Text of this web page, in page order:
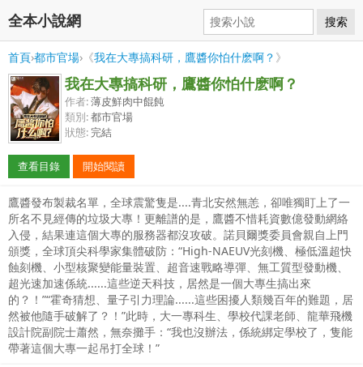
全本小說網 搜索
首頁›都市官場›《我在大專搞科研，鷹醬你怕什麽啊？ 》
我在大專搞科研，鷹醬你怕什麽啊？
作者:薄皮鮮肉中餛飩
類別:都市官場
狀態: 完結
查看目錄 開始閱讀
鷹醬發布製裁名單，全球震驚隻是....青北安然無恙，卻唯獨盯上了一
所名不見經傳的垃圾大專！更離譜的是，鷹醬不惜耗資數億發動網絡
入侵，結果連這個大專的服務器都沒攻破。諾貝爾獎委員會親自上門
頒獎，全球頂尖科學家集體破防：“High-NAEUV光刻機、極低溫超快
蝕刻機、小型核聚變能量裝置、超音速戰略導彈、無工質型發動機、
超光速加速係統......這些逆天科技，居然是一個大專生搞出來
的？！”“霍奇猜想、量子引力理論......這些困擾人類幾百年的難題，居
然被他隨手破解了？！”此時，大一專科生、學校代課老師、龍華飛機
設計院副院士蕭然，無奈攤手：“我也沒辦法，係統綁定學校了，隻能
帶著這個大專一起吊打全球！”